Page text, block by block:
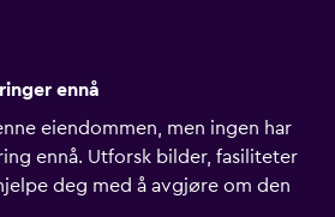
ennå
eiendommen, men ingen har
ennå. Utforsk bilder, fasiliteter
deg med å avgjøre om den